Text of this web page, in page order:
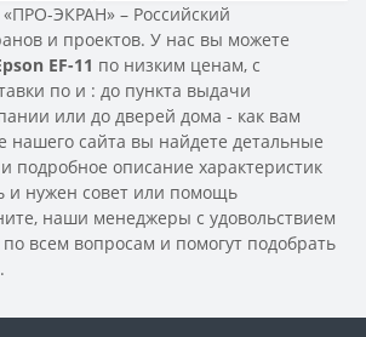
ЭКРАН» – Российский
и проектов. У нас вы можете
EF-11 по низким ценам, с
по и : до пункта выдачи
или до дверей дома - как вам
нашего сайта вы найдете детальные
подробное описание характеристик
и нужен совет или помощь
наши менеджеры с удовольствием
всем вопросам и помогут подобрать